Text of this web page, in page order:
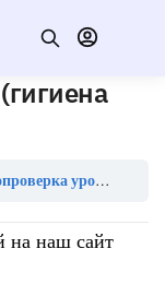
урока №8 (гигиена труда)
на наш сайт